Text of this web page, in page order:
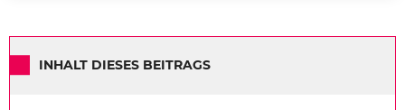
INHALT DIESES BEITRAGS